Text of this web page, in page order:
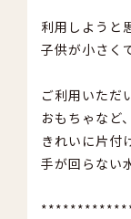
利用しようと
子供が小さく
ご利用いただ
おもちゃなど、
きれいに片付
手が回らない